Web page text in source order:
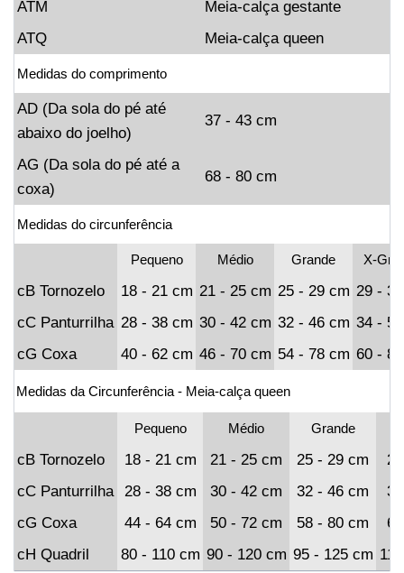
ATM
Meia-calça gestante
ATQ
Meia-calça queen
Medidas do comprimento
AD (Da sola do pé até
abaixo do joelho)
37 - 43 cm
AG (Da sola do pé até a
coxa)
68 - 80 cm
Medidas do circunferência
Pequeno Médio Grande X-
cB Tornozelo 18 - 21 cm 21 - 25 cm 25 - 29 cm 29 -
cC Panturrilha 28 - 38 cm 30 - 42 cm 32 - 46 cm 34 -
cG Coxa
40 - 62 cm 46 - 70 cm 54 - 78 cm 60 -
Medidas da Circunferência - Meia-calça queen
Pequeno Médio Grande
cB Tornozelo 18 - 21 cm 21 - 25 cm 25 - 29 cm
cC Panturrilha
28 - 38 cm 30 - 42 cm 32 - 46 cm
cG Coxa
44 - 64 cm 50 - 72 cm 58 - 80 cm
cH Quadril
80 - 110 cm 90 - 120 cm 95 - 125 cm